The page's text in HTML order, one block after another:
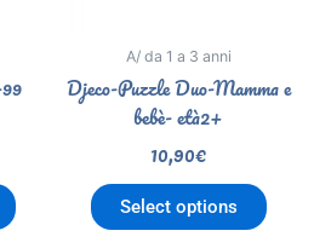
A/ da 1 a 3 anni
Djeco-Puzzle Duo-Mamma e
bebè- età2+
10,90€
Select options